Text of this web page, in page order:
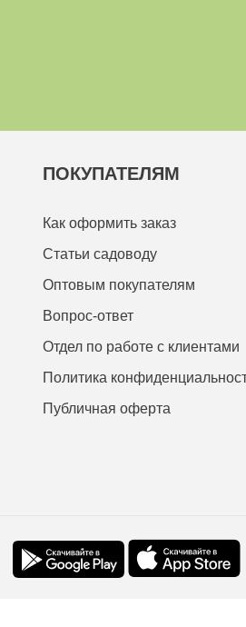
ПОКУПАТЕЛЯМ
Как оформить заказ
Статьи садоводу
Оптовым покупателям
Вопрос-ответ
Отдел по работе с клиентами
Политика
Публичная оферта